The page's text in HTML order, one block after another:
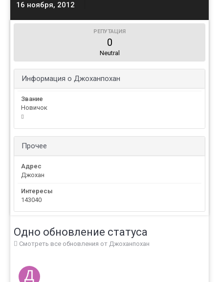
16 ноября, 2012
РЕПУТАЦИЯ
0
Neutral
Информация о Джоханпохан
Звание
Новичок
Прочее
Адрес
Джохан
Интересы
143040
Одно обновление статуса
Смотреть все обновления от Джоханпохан